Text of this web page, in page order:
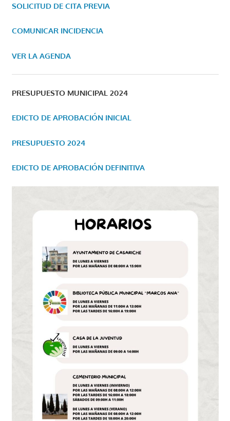
SOLICITUD DE CITA PREVIA
COMUNICAR INCIDENCIA
VER LA AGENDA
PRESUPUESTO MUNICIPAL 2024
EDICTO DE APROBACIÓN INICIAL
PRESUPUESTO 2024
EDICTO DE APROBACIÓN DEFINITIVA